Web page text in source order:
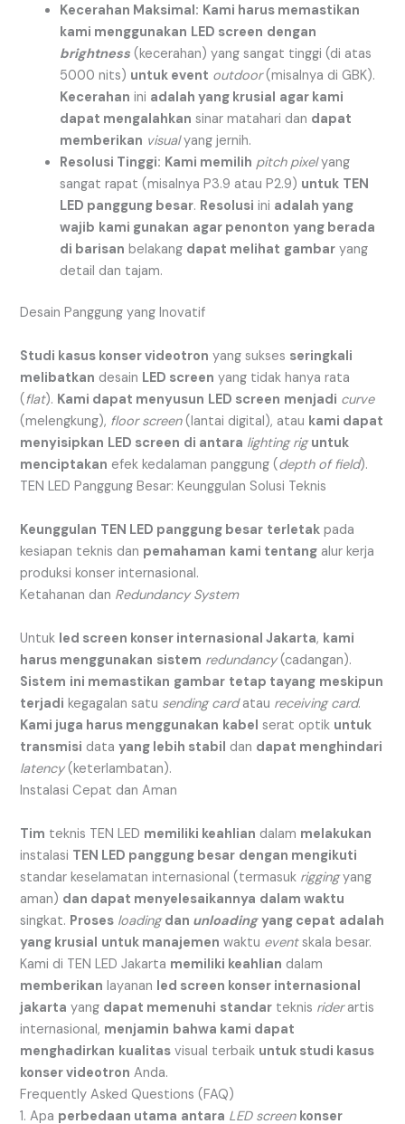
Kecerahan Maksimal: Kami harus memastikan
kami menggunakan LED screen dengan
brightness (kecerahan) yang sangat tinggi (di atas
5000 nits) untuk event outdoor(misalnya di GBK).
Kecerahan ini adalah yang krusial agar kami
dapat mengalahkan sinar matahari dan dapat
memberikan visualyang jernih.
Resolusi Tinggi: Kami memilih pitch pixelyang
sangat rapat (misalnya P3.9 atau P2.9) untuk TEN
LED panggung besar. Resolusi ini adalah yang
wajib kami gunakan agar penonton yang berada
di barisan belakang dapat melihat gambar yang
detail dan tajam.
Desain Panggung yang Inovatif
Studi kasus konser videotron yang sukses seringkali
melibatkan desain LED screen yang tidak hanya rata
(flat). Kami dapat menyusun LED screen menjadi curve
(melengkung), floor screen(lantai digital), atau kami dapat
menyisipkan LED screen di antara lighting rig untuk
menciptakan efek kedalaman panggung (depth of field).
TEN LED Panggung Besar: Keunggulan Solusi Teknis
Keunggulan TEN LED panggung besar terletak pada
kesiapan teknis dan pemahaman kami tentang alur kerja
produksi konser internasional.
Ketahanan dan Redundancy System
Untuk led screen konser internasional Jakarta, kami
harus menggunakan sistem redundancy(cadangan).
Sistem ini memastikan gambar tetap tayang meskipun
terjadi kegagalan satu sending cardatau receiving card.
Kami juga harus menggunakan kabel serat optik untuk
transmisi datayang lebih stabil dan dapat menghindari
latency(keterlambatan).
Instalasi Cepat dan Aman
Tim teknis TEN LED memiliki keahlian dalam melakukan
instalasi TEN LED panggung besar dengan mengikuti
standar keselamatan internasional (termasuk riggingyang
aman) dan dapat menyelesaikannya dalam waktu
singkat. Proses loading dan unloading yang cepat adalah
yang krusial untuk manajemen waktu eventskala besar.
Kami di TEN LED Jakarta memiliki keahlian dalam
memberikan layanan led screen konser internasional
jakarta yang dapat memenuhi standar teknis riderartis
internasional, menjamin bahwa kami dapat
menghadirkan kualitas visual terbaik untuk studi kasus
konser videotron Anda.
Frequently Asked Questions (FAQ)
1. Apa perbedaan utama antara LED screen konser